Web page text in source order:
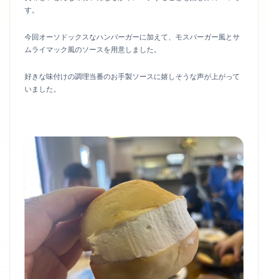
す。
今回オーソドックスなハンバーガーに加えて、モスバーガー風とサ
ムライマック風のソースを用意しました。
好きな味付けの調理当番のお手製ソースに嬉しそうな声が上がって
いました。